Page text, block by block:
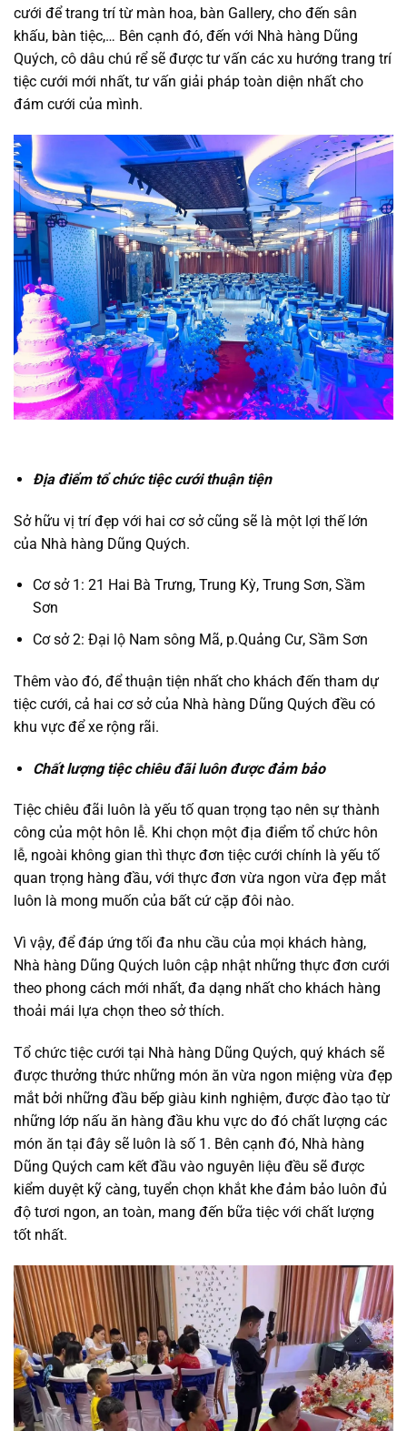
cưới để trang trí từ màn hoa, bàn Gallery, cho đến sân
khấu, bàn tiệc,… Bên cạnh đó, đến với Nhà hàng Dũng
Quých, cô dâu chú rể sẽ được tư vấn các xu hướng trang trí
tiệc cưới mới nhất, tư vấn giải pháp toàn diện nhất cho
đám cưới của mình.
Địa điểm tổ chức tiệc cưới thuận tiện
Sở hữu vị trí đẹp với hai cơ sở cũng sẽ là một lợi thế lớn
của Nhà hàng Dũng Quých.
Cơ sở 1: 21 Hai Bà Trưng, Trung Kỳ, Trung Sơn, Sầm
Sơn
Cơ sở 2: Đại lộ Nam sông Mã, p.Quảng Cư, Sầm Sơn
Thêm vào đó, để thuận tiện nhất cho khách đến tham dự
tiệc cưới, cả hai cơ sở của Nhà hàng Dũng Quých đều có
khu vực để xe rộng rãi.
Chất lượng tiệc chiêu đãi luôn được đảm bảo
Tiệc chiêu đãi luôn là yếu tố quan trọng tạo nên sự thành
công của một hôn lễ. Khi chọn một địa điểm tổ chức hôn
lễ, ngoài không gian thì thực đơn tiệc cưới chính là yếu tố
quan trọng hàng đầu, với thực đơn vừa ngon vừa đẹp mắt
luôn là mong muốn của bất cứ cặp đôi nào.
Vì vậy, để đáp ứng tối đa nhu cầu của mọi khách hàng,
Nhà hàng Dũng Quých luôn cập nhật những thực đơn cưới
theo phong cách mới nhất, đa dạng nhất cho khách hàng
thoải mái lựa chọn theo sở thích.
Tổ chức tiệc cưới tại Nhà hàng Dũng Quých, quý khách sẽ
được thưởng thức những món ăn vừa ngon miệng vừa đẹp
mắt bởi những đầu bếp giàu kinh nghiệm, được đào tạo từ
những lớp nấu ăn hàng đầu khu vực do đó chất lượng các
món ăn tại đây sẽ luôn là số 1. Bên cạnh đó, Nhà hàng
Dũng Quých cam kết đầu vào nguyên liệu đều sẽ được
kiểm duyệt kỹ càng, tuyển chọn khắt khe đảm bảo luôn đủ
độ tươi ngon, an toàn, mang đến bữa tiệc với chất lượng
tốt nhất.